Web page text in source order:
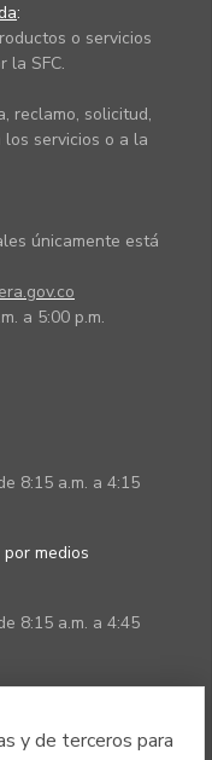
y de terceros para
:
o servicios
la SFC.
reclamo, solicitud,
servicios o a la
únicamente está
a 5:00 p.m.
8:15 a.m. a 4:15
medios
8:15 a.m. a 4:45